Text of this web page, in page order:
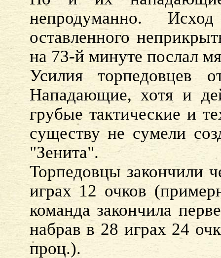
непродуманно.
оставленного
на 73-й минуте послал
Усилия торпедовцев
Нападающие, хотя и
грубые тактические и
существу не сумели
"Зенита".
Торпедовцы закончили
играх 12 очков
команда закончила
набрав в 28 играх 24
проц.).